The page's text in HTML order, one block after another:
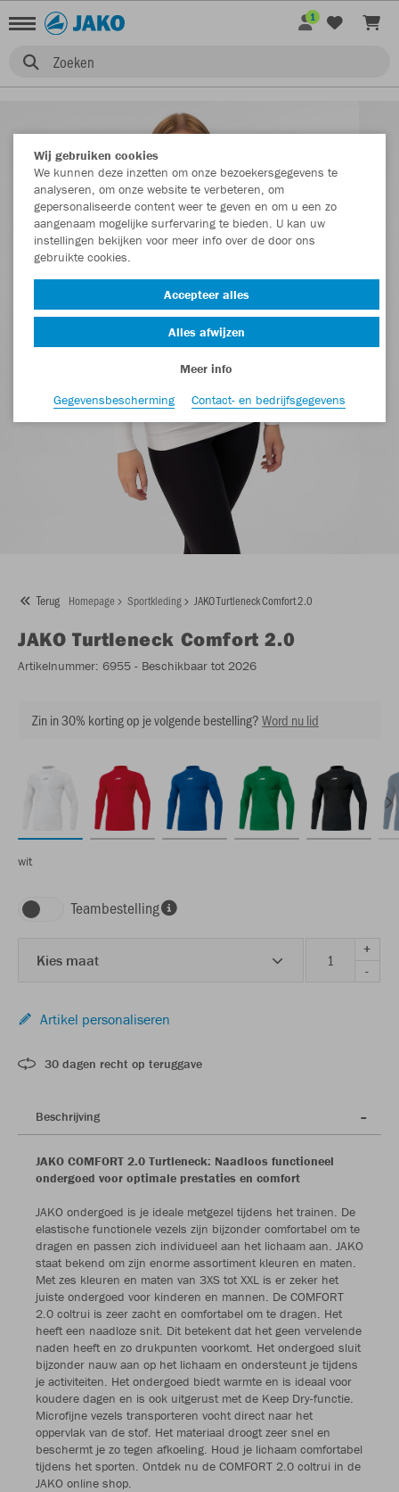
Zoeken
1
Terug Homepage Sportkleding JAKO Turtleneck Comfort 2.0
JAKO Turtleneck Comfort 2.0
Artikelnummer: 6955 - Beschikbaar tot 2026
Zin in 30% korting op je volgende bestelling?Word nu lid
wit
Teambestelling
Kies maat
+
-
Artikel personaliseren
30 dagen recht op teruggave
Beschrijving
JAKO COMFORT 2.0 Turtleneck: Naadloos functioneel
ondergoed voor optimale prestaties en comfort
JAKO ondergoed is je ideale metgezel tijdens het trainen. De
elastische functionele vezels zijn bijzonder comfortabel om te
dragen en passen zich individueel aan het lichaam aan. JAKO
staat bekend om zijn enorme assortiment kleuren en maten.
Met zes kleuren en maten van 3XS tot XXL is er zeker het
juiste ondergoed voor kinderen en mannen. De COMFORT
2.0 coltrui is zeer zacht en comfortabel om te dragen. Het
heeft een naadloze snit. Dit betekent dat het geen vervelende
naden heeft en zo drukpunten voorkomt. Het ondergoed sluit
bijzonder nauw aan op het lichaam en ondersteunt je tijdens
je activiteiten. Het ondergoed biedt warmte en is ideaal voor
koudere dagen en is ook uitgerust met de Keep Dry-functie.
Microfijne vezels transporteren vocht direct naar het
oppervlak van de stof. Het materiaal droogt zeer snel en
beschermt je zo tegen afkoeling. Houd je lichaam comfortabel
tijdens het sporten. Ontdek nu de COMFORT 2.0 coltrui in de
JAKO online shop.
Wij gebruiken cookies
We kunnen deze inzetten om onze bezoekersgegevens te
analyseren, om onze website te verbeteren, om
gepersonaliseerde content weer te geven en om u een zo
aangenaam mogelijke surfervaring te bieden. U kan uw
instellingen bekijken voor meer info over de door ons
gebruikte cookies.
Accepteer alles
Alles afwijzen
Meer info
Gegevensbescherming
Contact- en bedrijfsgegevens